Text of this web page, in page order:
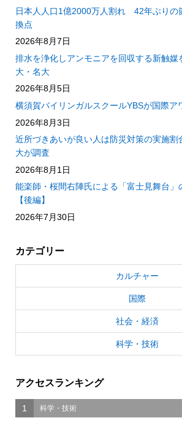
日本人人口1億2000万人割れ 42年ぶりの
換点
2026年8月7日
排水を浄化しアンモニアを回収する新触
大・名大
2026年8月5日
横須賀バイリンガルスクールYBSが国際ア
2026年8月3日
近所づきあいが良い人は防災対策の実施
大が調査
2026年8月1日
能楽師・桜間右陣氏による「富士見舞台」
【後編】
2026年7月30日
カテゴリー
カルチャー
国際
社会・経済
科学・技術
アクセスランキング
1 科学・技術